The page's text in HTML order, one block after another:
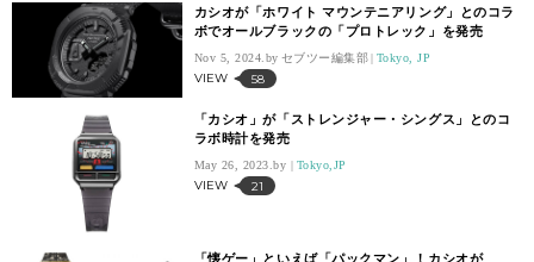
カシオが「ホワイト マウンテニアリング」とのコラ
ボでオールブラックの「プロトレック」を発売
Nov 5, 2024. セブツー編集部 Tokyo, JP
VIEW 58
「カシオ」が「ストレンジャー・シングス」とのコ
ラボ時計を発売
May 26, 2023. Tokyo,JP
VIEW 21
「懐ゲー」といえば「パックマン」！カシオが